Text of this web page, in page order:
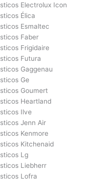
Electrolux Icon
Élica
Esmaltec
Faber
Frigidaire
Futura
Gaggenau
Ge
Goumert
Heartland
Ilve
Jenn Air
Kenmore
Kitchenaid
Lg
Liebherr
Lofra